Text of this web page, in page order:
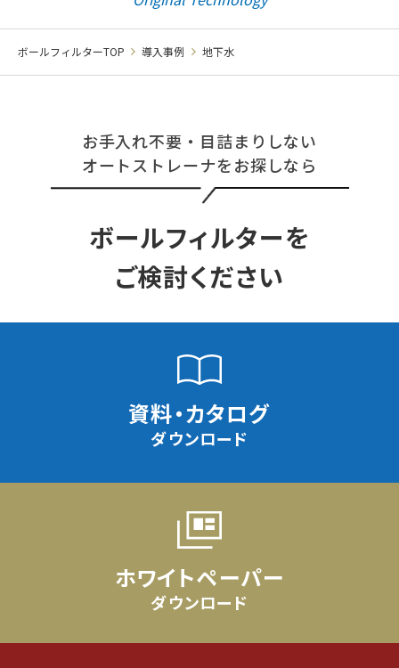
ボールフィルターTOP 導入事例 地下水
お手入れ不要・目詰まりしない
オートストレーナをお探しなら
ボールフィルターを
ご検討ください
資料・カタログ
ダウンロード
ホワイトペーパー
ダウンロード